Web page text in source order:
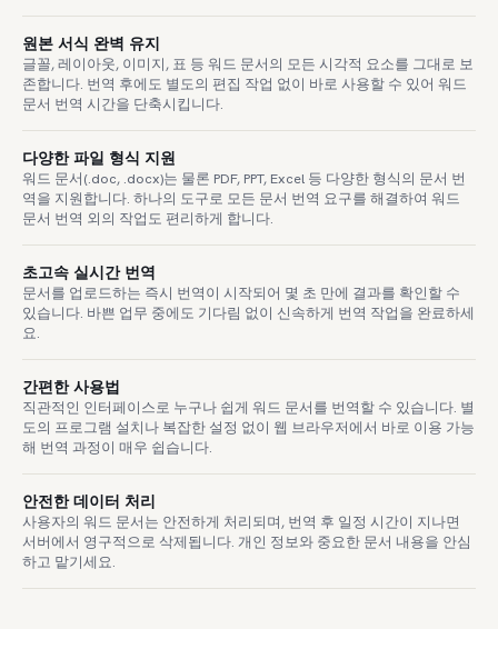
원본 서식 완벽 유지
글꼴, 레이아웃, 이미지, 표 등 워드 문서의 모든 시각적 요소를 그대로 보
존합니다. 번역 후에도 별도의 편집 작업 없이 바로 사용할 수 있어 워드
문서 번역 시간을 단축시킵니다.
다양한 파일 형식 지원
워드 문서(.doc, .docx)는 물론 PDF, PPT, Excel 등 다양한 형식의 문서 번
역을 지원합니다. 하나의 도구로 모든 문서 번역 요구를 해결하여 워드
문서 번역 외의 작업도 편리하게 합니다.
초고속 실시간 번역
문서를 업로드하는 즉시 번역이 시작되어 몇 초 만에 결과를 확인할 수
있습니다. 바쁜 업무 중에도 기다림 없이 신속하게 번역 작업을 완료하세
요.
간편한 사용법
직관적인 인터페이스로 누구나 쉽게 워드 문서를 번역할 수 있습니다. 별
도의 프로그램 설치나 복잡한 설정 없이 웹 브라우저에서 바로 이용 가능
해 번역 과정이 매우 쉽습니다.
안전한 데이터 처리
사용자의 워드 문서는 안전하게 처리되며, 번역 후 일정 시간이 지나면
서버에서 영구적으로 삭제됩니다. 개인 정보와 중요한 문서 내용을 안심
하고 맡기세요.